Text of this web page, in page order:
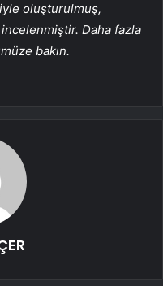
oluşturulmuş,
Daha fazla
bakın.